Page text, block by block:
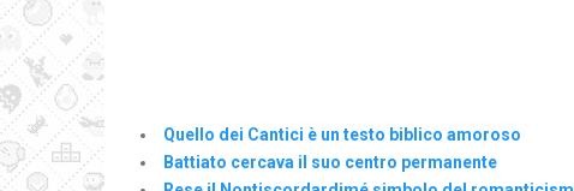
Quello dei Cantici è un testo biblico amoroso
Battiato cercava il suo centro permanente